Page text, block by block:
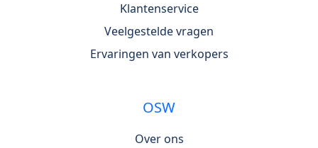
Klantenservice
Veelgestelde vragen
Ervaringen van verkopers
OSW
Over ons